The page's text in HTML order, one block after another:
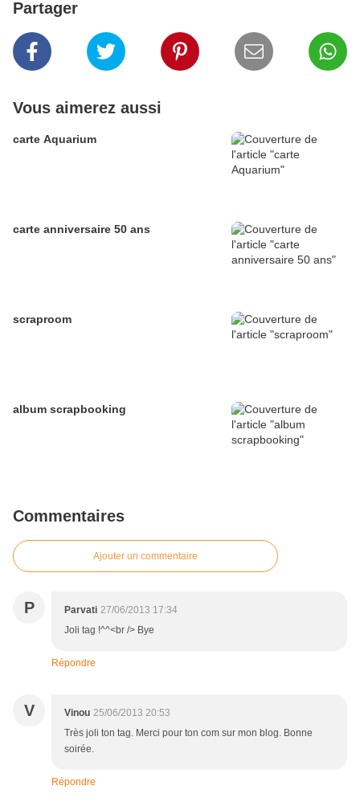
Partager
Vous aimerez aussi
carte Aquarium
carte anniversaire 50 ans
scraproom
album scrapbooking
Commentaires
Ajouter un commentaire
P Parvati 27/06/2013 17:34
Joli tag !^^<br /> Bye
Répondre
V Vinou 25/06/2013 20:53
Très joli ton tag. Merci pour ton com sur mon blog. Bonne
soirée.
Répondre